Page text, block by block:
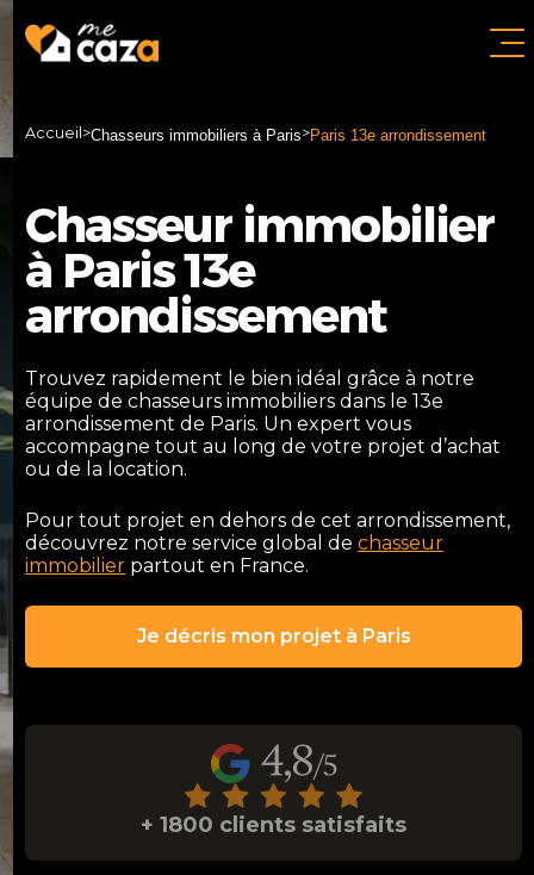
Accueil >Chasseurs immobiliers à Paris>Paris 13e arrondissement
Chasseur immobilier
à Paris 13e
arrondissement
Trouvez rapidement le bien idéal grâce à notre
équipe de chasseurs immobiliers dans le 13e
arrondissement de Paris. Un expert vous
accompagne tout au long de votre projet d’achat
ou de la location.
Pour tout projet en dehors de cet arrondissement,
découvrez notre service global dechasseur
immobilier partout en France.
Je décris mon projet à Paris
+ 1800 clients satisfaits